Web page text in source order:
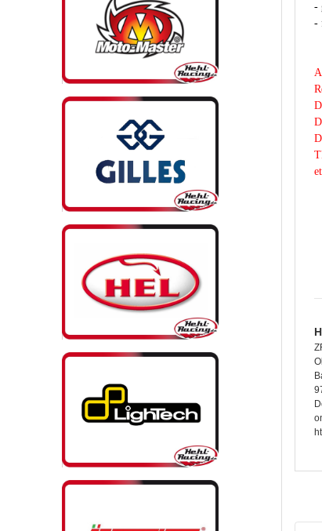
-
-